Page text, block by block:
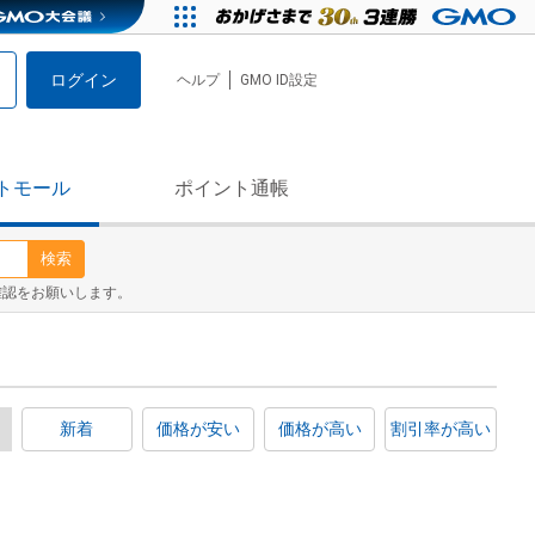
ログイン ヘルプ GMO ID設定
モール ポイント通帳
検索
をお願いします。
新着 価格が安い 価格が高い 割引率が高い